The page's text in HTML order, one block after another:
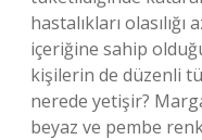
hastalıkları
içeriğine sahip
kişilerin de düzenli
nerede yetişir?
beyaz ve pembe